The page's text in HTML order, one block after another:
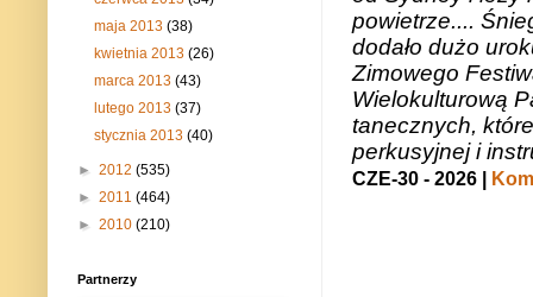
powietrze....
dodało dużo
Zimowego
Wielokulturową
tanecznych,
perkusyjnej i
CZE-30 - 2026 |
maja 2013(38)
kwietnia 2013(26)
marca 2013(43)
lutego 2013(37)
stycznia 2013(40)
► 2012 (535)
► 2011 (464)
► 2010 (210)
Partnerzy